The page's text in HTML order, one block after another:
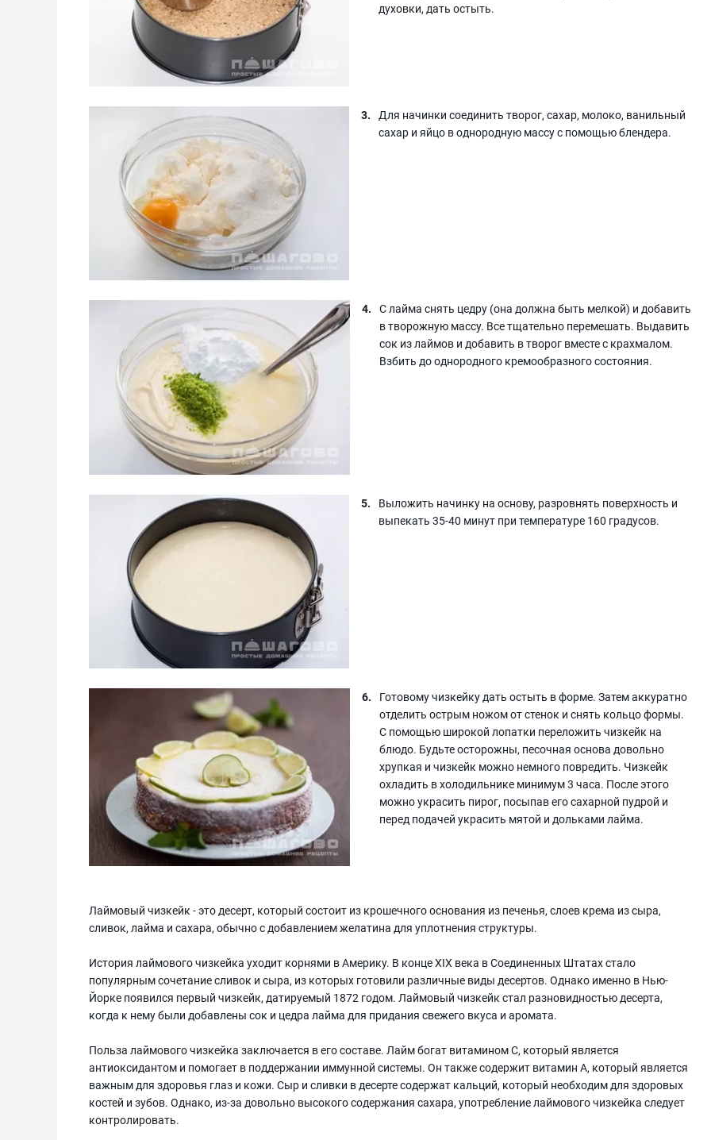
духовки, дать остыть.
Для начинки соединить творог, сахар, молоко, ванильный
сахар и яйцо в однородную массу с помощью блендера.
С лайма снять цедру (она должна быть мелкой) и добавить
в творожную массу. Все тщательно перемешать. Выдавить
сок из лаймов и добавить в творог вместе с крахмалом.
Взбить до однородного кремообразного состояния.
Выложить начинку на основу, разровнять поверхность и
выпекать 35-40 минут при температуре 160 градусов.
Готовому чизкейку дать остыть в форме. Затем аккуратно
отделить острым ножом от стенок и снять кольцо формы.
С помощью широкой лопатки переложить чизкейк на
блюдо. Будьте осторожны, песочная основа довольно
хрупкая и чизкейк можно немного повредить. Чизкейк
охладить в холодильнике минимум 3 часа. После этого
можно украсить пирог, посыпав его сахарной пудрой и
перед подачей украсить мятой и дольками лайма.
Лаймовый чизкейк - это десерт, который состоит из крошечного основания из печенья, слоев крема из сыра,
сливок, лайма и сахара, обычно с добавлением желатина для уплотнения структуры.
История лаймового чизкейка уходит корнями в Америку. В конце XIX века в Соединенных Штатах стало
популярным сочетание сливок и сыра, из которых готовили различные виды десертов. Однако именно в Нью-
Йорке появился первый чизкейк, датируемый 1872 годом. Лаймовый чизкейк стал разновидностью десерта,
когда к нему были добавлены сок и цедра лайма для придания свежего вкуса и аромата.
Польза лаймового чизкейка заключается в его составе. Лайм богат витамином C, который является
антиоксидантом и помогает в поддержании иммунной системы. Он также содержит витамин A, который является
важным для здоровья глаз и кожи. Сыр и сливки в десерте содержат кальций, который необходим для здоровых
костей и зубов. Однако, из-за довольно высокого содержания сахара, употребление лаймового чизкейка следует
контролировать.